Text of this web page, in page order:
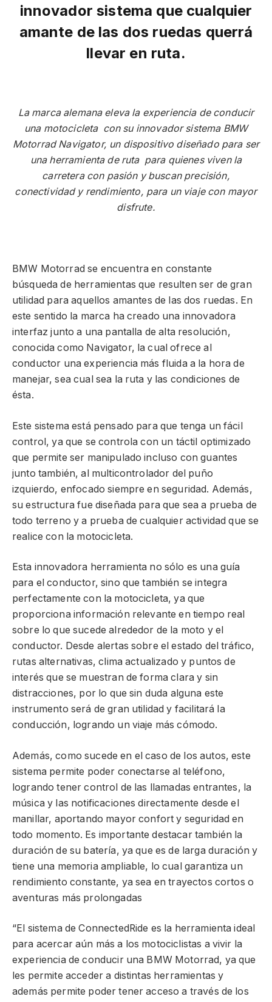
innovador sistema que cualquier
amante de las dos ruedas querrá
llevar en ruta.
La marca alemana eleva la experiencia de conducir
una motocicleta con su innovador sistema BMW
Motorrad Navigator, un dispositivo diseñado para ser
una herramienta de ruta para quienes viven la
carretera con pasión y buscan precisión,
conectividad y rendimiento, para un viaje con mayor
disfrute.
BMW Motorrad se encuentra en constante
búsqueda de herramientas que resulten ser de gran
utilidad para aquellos amantes de las dos ruedas. En
este sentido la marca ha creado una innovadora
interfaz junto a una pantalla de alta resolución,
conocida como Navigator, la cual ofrece al
conductor una experiencia más fluida a la hora de
manejar, sea cual sea la ruta y las condiciones de
ésta.
Este sistema está pensado para que tenga un fácil
control, ya que se controla con un táctil optimizado
que permite ser manipulado incluso con guantes
junto también, al multicontrolador del puño
izquierdo, enfocado siempre en seguridad. Además,
su estructura fue diseñada para que sea a prueba de
todo terreno y a prueba de cualquier actividad que se
realice con la motocicleta.
Esta innovadora herramienta no sólo es una guía
para el conductor, sino que también se integra
perfectamente con la motocicleta, ya que
proporciona información relevante en tiempo real
sobre lo que sucede alrededor de la moto y el
conductor. Desde alertas sobre el estado del tráfico,
rutas alternativas, clima actualizado y puntos de
interés que se muestran de forma clara y sin
distracciones, por lo que sin duda alguna este
instrumento será de gran utilidad y facilitará la
conducción, logrando un viaje más cómodo.
Además, como sucede en el caso de los autos, este
sistema permite poder conectarse al teléfono,
logrando tener control de las llamadas entrantes, la
música y las notificaciones directamente desde el
manillar, aportando mayor confort y seguridad en
todo momento. Es importante destacar también la
duración de su batería, ya que es de larga duración y
tiene una memoria ampliable, lo cual garantiza un
rendimiento constante, ya sea en trayectos cortos o
aventuras más prolongadas
“El sistema de ConnectedRide es la herramienta ideal
para acercar aún más a los motociclistas a vivir la
experiencia de conducir una BMW Motorrad, ya que
les permite acceder a distintas herramientas y
además permite poder tener acceso a través de los